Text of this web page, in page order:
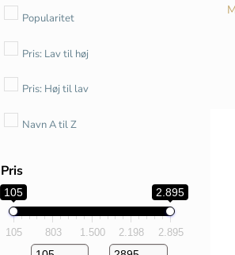
Popularitet
Pris: Lav til høj
Pris: Høj til lav
Navn A til Z
Pris
105 2.895
105 803 1.500 2.198 2.895